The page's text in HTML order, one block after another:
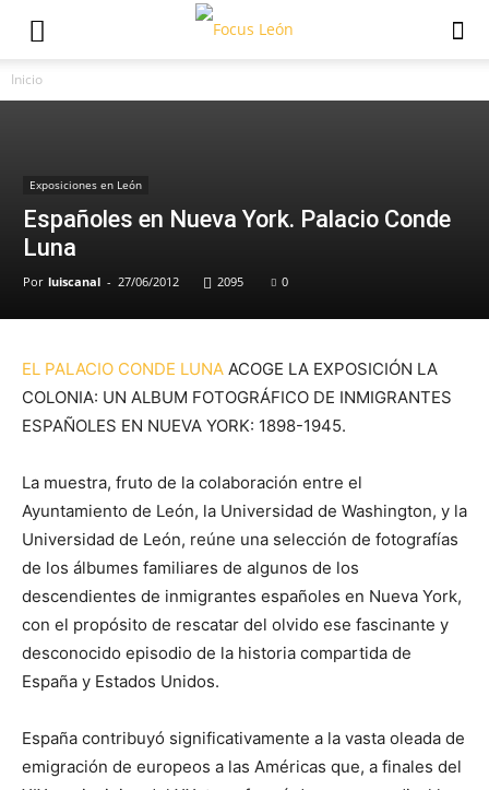
Inicio
Exposiciones en León
Españoles en Nueva York. Palacio Conde
Luna
Por luiscanal - 27/06/2012 2095 0
EL PALACIO CONDE LUNA ACOGE LA EXPOSICIÓN LA
COLONIA: UN ALBUM FOTOGRÁFICO DE INMIGRANTES
ESPAÑOLES EN NUEVA YORK: 1898-1945.
La muestra, fruto de la colaboración entre el
Ayuntamiento de León, la Universidad de Washington, y la
Universidad de León, reúne una selección de fotografías
de los álbumes familiares de algunos de los
descendientes de inmigrantes españoles en Nueva York,
con el propósito de rescatar del olvido ese fascinante y
desconocido episodio de la historia compartida de
España y Estados Unidos.
España contribuyó significativamente a la vasta oleada de
emigración de europeos a las Américas que, a finales del